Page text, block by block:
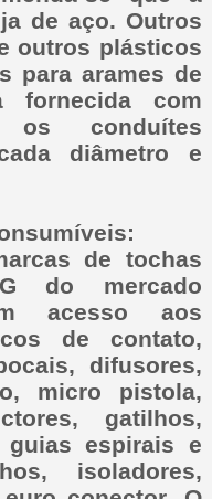
de aço. Outros
outros plásticos
para arames de
fornecida com
conduítes
diâmetro e
de tochas
do mercado
acesso aos
de contato,
difusores,
micro pistola,
gatilhos,
guias espirais e
isoladores,